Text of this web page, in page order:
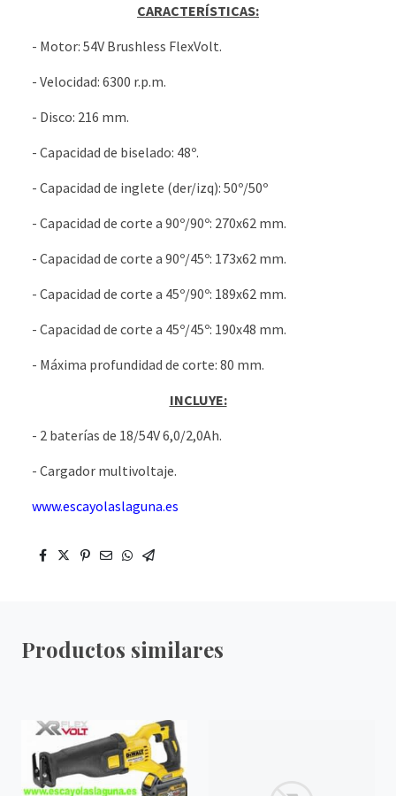
CARACTERÍSTICAS:
- Motor: 54V Brushless FlexVolt.
- Velocidad: 6300 r.p.m.
- Disco: 216 mm.
- Capacidad de biselado: 48º.
- Capacidad de inglete (der/izq): 50º/50º
- Capacidad de corte a 90º/90º: 270x62 mm.
- Capacidad de corte a 90º/45º: 173x62 mm.
- Capacidad de corte a 45º/90º: 189x62 mm.
- Capacidad de corte a 45º/45º: 190x48 mm.
- Máxima profundidad de corte: 80 mm.
INCLUYE:
- 2 baterías de 18/54V 6,0/2,0Ah.
- Cargador multivoltaje.
www.escayolaslaguna.es
Productos similares